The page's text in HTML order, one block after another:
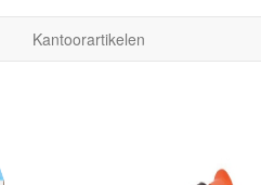
Kantoorartikelen